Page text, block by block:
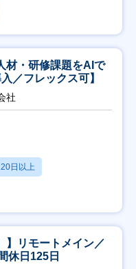
材・研修課題をAIで
／フレックス可】
社
日以上
】リモートメイン／
休日125日